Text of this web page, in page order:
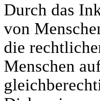
Durch das
von
die
Menschen